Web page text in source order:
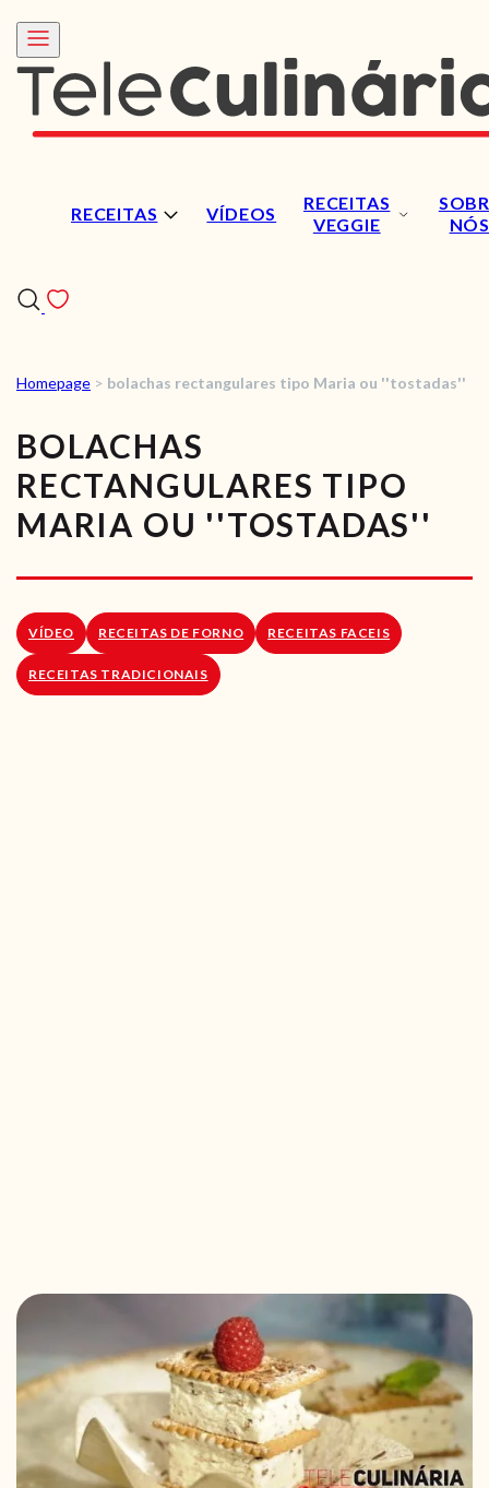
RECEITAS VÍDEOS
RECEITAS
VEGGIE
NÓS
RECEITAS
RECEITAS VEGGIE
LOJA ONLINE
Homepage > bolachas rectangulares tipo Maria ou ''tostadas''
BOLACHAS
RECTANGULARES TIPO
MARIA OU ''TOSTADAS''
VÍDEO RECEITAS DE FORNO RECEITAS FACEIS
RECEITAS TRADICIONAIS